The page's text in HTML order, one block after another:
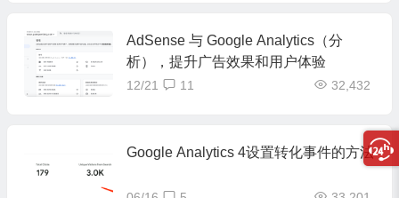
AdSense 与 Google Analytics（分
析），提升广告效果和用户体验
12/21 32,432
11
Google Analytics 4设置转化事件的方法